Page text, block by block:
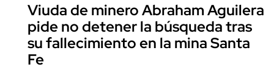
Viuda de minero Abraham Aguilera
pide no detener la búsqueda tras
su fallecimiento en la mina Santa
Fe